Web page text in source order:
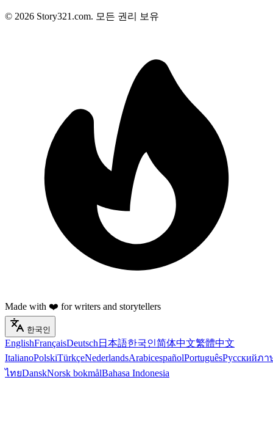
© 2026 Story321.com. 모든 권리 보유
Made with ❤️ for writers and storytellers
한국인
EnglishFrançaisDeutsch 日本語한국인简体中文繁體中文
ItalianoPolskiTürkçeNederlandsArabicespañolPortuguêsРусскийภา
ไทยDanskNorsk bokmålBahasa Indonesia